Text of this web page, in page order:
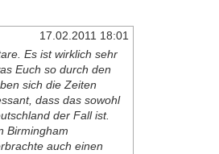
17.02.2011 18:01
Es ist wirklich sehr
Euch so durch den
sich die Zeiten
dass das sowohl
der Fall ist.
Birmingham
auch einen